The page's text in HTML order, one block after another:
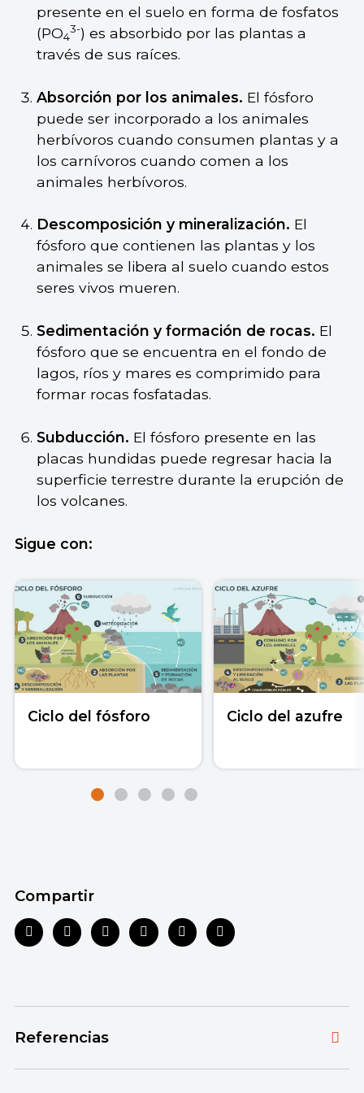
presente en el suelo en forma de fosfatos
(PO4
3-) es absorbido por las plantas a
través de sus raíces.
Absorción por los animales. El fósforo
puede ser incorporado a los animales
herbívoros cuando consumen plantas y a
los carnívoros cuando comen a los
animales herbívoros.
Descomposición y mineralización. El
fósforo que contienen las plantas y los
animales se libera al suelo cuando estos
seres vivos mueren.
Sedimentación y formación de rocas. El
fósforo que se encuentra en el fondo de
lagos, ríos y mares es comprimido para
formar rocas fosfatadas.
Subducción. El fósforo presente en las
placas hundidas puede regresar hacia la
superficie terrestre durante la erupción de
los volcanes.
Sigue con:
Ciclo del fósforo Ciclo del azufre
Compartir
Referencias